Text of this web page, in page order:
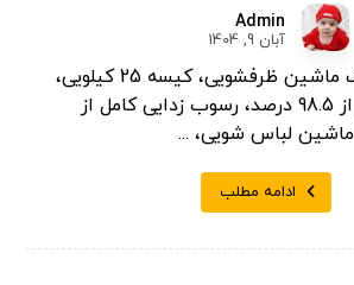
Admin
آبان 9, 1404
تولید کننده نمک ماشین ظرفشویی، کیسه 25 کیلویی،
خلوص بالاتر از 98.5 درصد، رسوب زدایی کامل از
ماشین لباس شویی، ...
ادامه مطلب